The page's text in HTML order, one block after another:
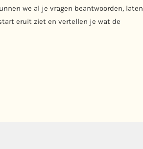
we al je vragen beantwoorden, laten
eruit ziet en vertellen je wat de